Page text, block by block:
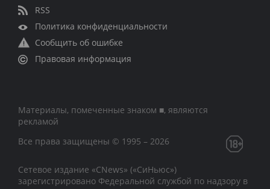
RSS
Политика конфиденциальности
Сообщить об ошибке
Правовая информация
Материалы, помеченные знаком ■, являются
рекламой
Все права защищены © 1995 – 2026
Сетевое издание «CNews» («СиНьюс»)
зарегистрировано Федеральной службой по надзору в